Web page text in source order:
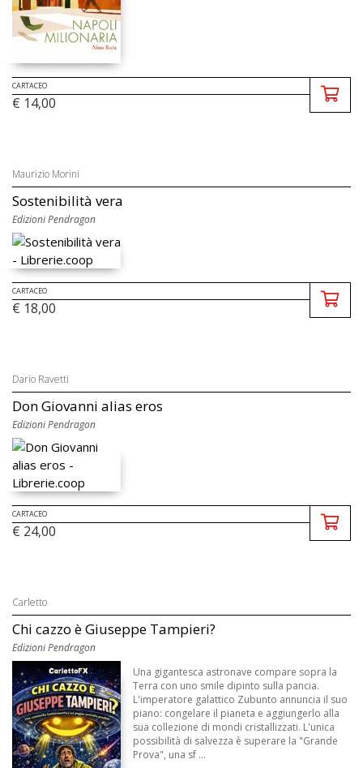
CARTACEO
€ 14,00
Maurizio Morini
Sostenibilità vera
Edizioni Pendragon
CARTACEO
€ 18,00
Dario Ravetti
Don Giovanni alias eros
Edizioni Pendragon
CARTACEO
€ 24,00
Carletto
Chi cazzo è Giuseppe Tampieri?
Edizioni Pendragon
Una gigantesca astronave compare sopra la
Terra con uno smile dipinto sulla pancia.
L'imperatore galattico Zubunto annuncia il suo
piano: congelare il pianeta e aggiungerlo alla
sua collezione di mondi cristallizzati. L'unica
possibilità di salvezza è superare la "Grande
Prova", una sf ...